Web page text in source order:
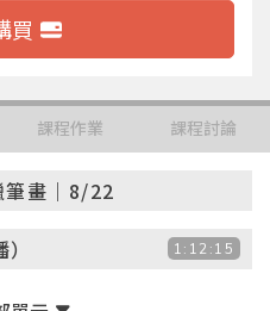
買
課程作業 課程討論
筆畫｜8/22
1:12:15